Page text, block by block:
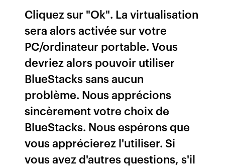
Cliquez sur "Ok". La virtualisation
sera alors activée sur votre
PC/ordinateur portable. Vous
devriez alors pouvoir utiliser
BlueStacks sans aucun
problème. Nous apprécions
sincèrement votre choix de
BlueStacks. Nous espérons que
vous apprécierez l'utiliser. Si
vous avez d'autres questions, s'il